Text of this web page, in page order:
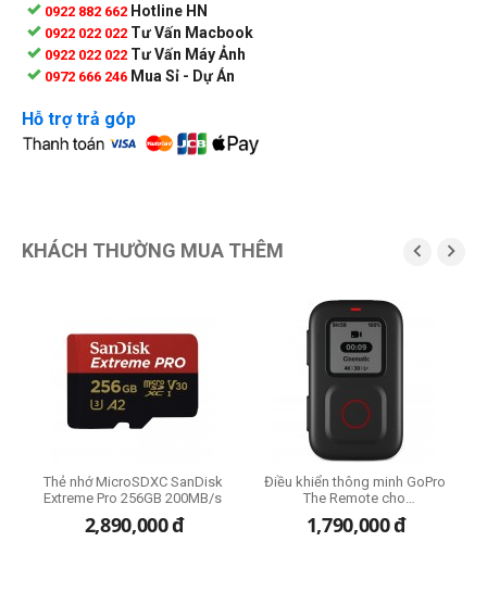
0922 882 662 Hotline HN
0922 022 022 Tư Vấn Macbook
0922 022 022 Tư Vấn Máy Ảnh
0972 666 246 Mua Sỉ - Dự Án
Hỗ trợ trả góp
KHÁCH THƯỜNG MUA THÊM  
Thẻ nhớ MicroSDXC SanDisk
Extreme Pro 256GB 200MB/s
2,890,000đ
Điều khiển thông minh GoPro
The Remote cho
HERO9/10/11/12/13 Black
1,790,000đ